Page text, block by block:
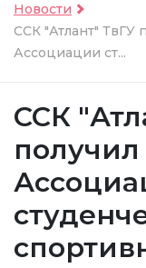
Новости
ССК "Атлант" ТвГУ
Ассоциации ст...
ССК